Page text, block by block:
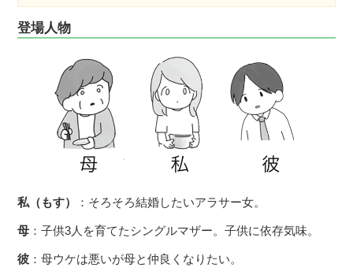
登場人物
私（もす） ：そろそろ結婚したいアラサー女。
母 ：子供3人を育てたシングルマザー。子供に依存気味。
彼 ：母ウケは悪いが母と仲良くなりたい。